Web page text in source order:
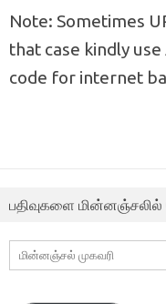
Note: Sometimes
that case kindly
code for internet
பதிவுகளை மின்னஞ்சலில்
மின்னஞ்சல்
முகவரி